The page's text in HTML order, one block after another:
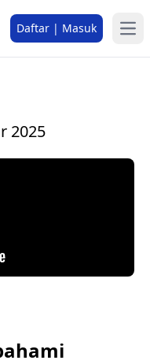
Daftar | Masuk
2025